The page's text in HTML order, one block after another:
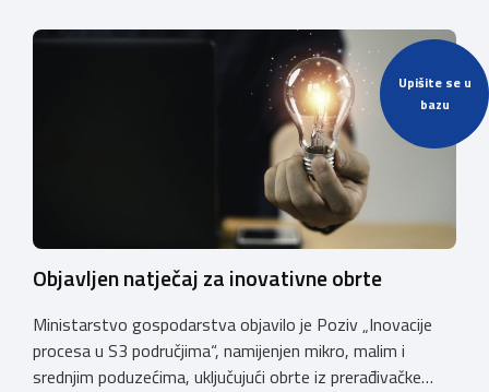
Upišite se u
bazu
Objavljen natječaj za inovativne obrte
Ministarstvo gospodarstva objavilo je Poziv „Inovacije
procesa u S3 područjima“, namijenjen mikro, malim i
srednjim poduzećima, uključujući obrte iz prerađivačke